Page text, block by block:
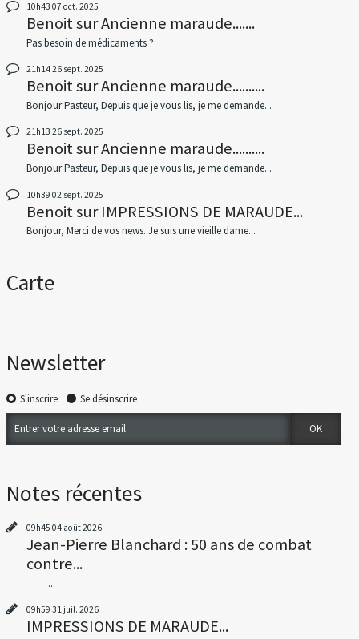
10h43 07 oct. 2025
BenoitsurAncienne maraude.......
Pas besoin de médicaments ?
21h1426 sept. 2025
BenoitsurAncienne maraude..........
Bonjour Pasteur, Depuis que je vous lis, je me demande...
21h13 26 sept. 2025
BenoitsurAncienne maraude..........
Bonjour Pasteur, Depuis que je vous lis, je me demande...
10h39 02 sept. 2025
BenoitsurIMPRESSIONS DE MARAUDE...
Bonjour, Merci de vos news. Je suis une vieille dame...
Carte
Newsletter
S'inscrire Se désinscrire
Notes récentes
09h45 04 août 2026
Jean-Pierre Blanchard : 50 ans de combat
contre...
...
09h59 31 juil. 2026
IMPRESSIONS DE MARAUDE...